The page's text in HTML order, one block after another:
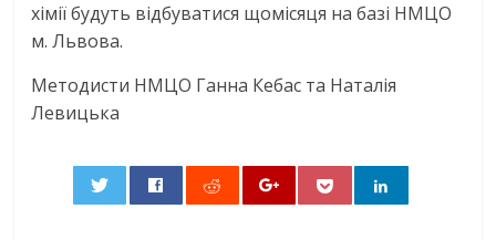
хімії будуть відбуватися щомісяця на базі НМЦО
м. Львова.
Методисти НМЦО Ганна Кебас та Наталія
Левицька